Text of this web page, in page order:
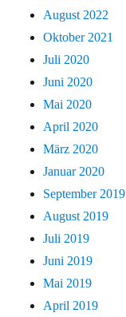
August 2022
Oktober 2021
Juli 2020
Juni 2020
Mai 2020
April 2020
März 2020
Januar 2020
September 2019
August 2019
Juli 2019
Juni 2019
Mai 2019
April 2019